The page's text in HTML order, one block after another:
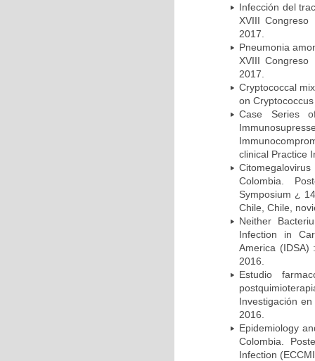
Infección del
XVIII
2017.
Pneumonia
XVIII
2017.
Cryptococcal
on
Case Series
clinical Practice
Colombia.
Symposium ¿
Chile, Chile,
Neither
Infection in
America (IDSA)
2016.
Estudio
Investigación
2016.
Epidemiology
Colombia.
Infection